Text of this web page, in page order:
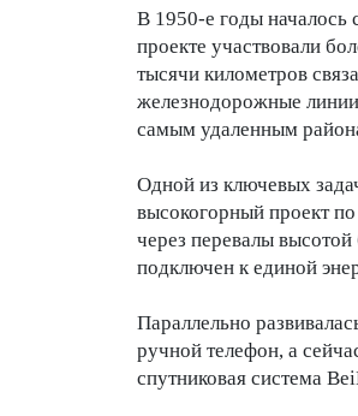
В 1950-е годы началось
проекте участвовали
тысячи километров
железнодорожные
самым удаленным
Одной из ключевых
высокогорный проект
через перевалы
подключен к единой
Параллельно
ручной телефон, а
спутниковая система